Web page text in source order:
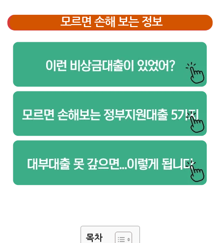
모르면 손해 보는 정보
목차